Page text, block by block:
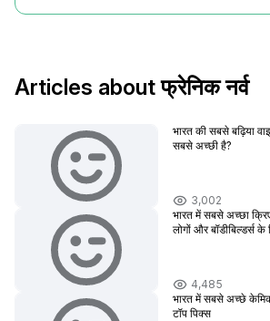
Articles about फ्रेनिक नर्व
भारत की सबसे बढ़िया
सबसे अच्छी है?
3,002
भारत में सबसे अच्छा
लोगों और बॉडीबिल्डर्स के
4,485
भारत में सबसे अच्छे
टॉप पिक्स